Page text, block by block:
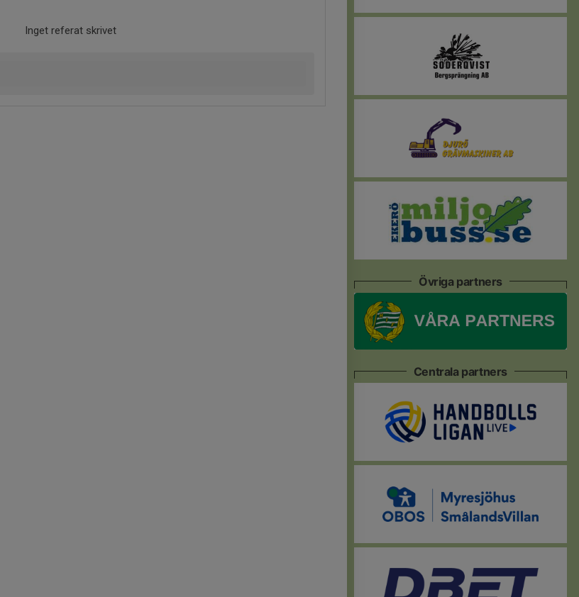
Inget referat skrivet
Övriga partners
Centrala partners